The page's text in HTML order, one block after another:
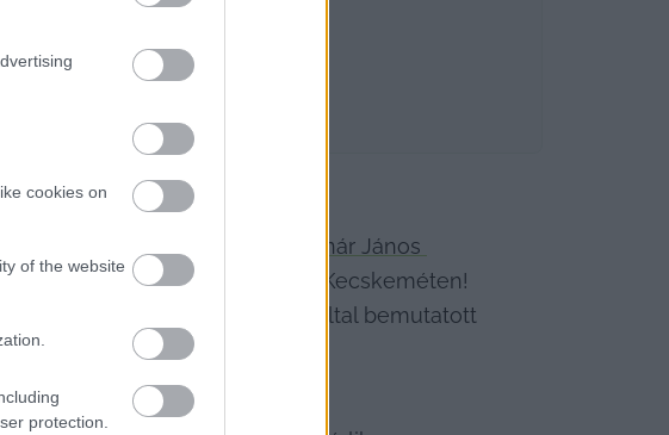
cookies on
of the website
protection.
riportjain vagy a tiszás
Molnár János
sokkal komolyabbat, mint Kecskeméten!
választják a KecsUP Hírek által bemutatott
arra, hogy